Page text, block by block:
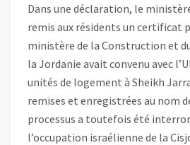
Dans une déclaration, le
remis aux résidents un certificat
ministère de la Construction et
la Jordanie avait convenu avec
unités de logement à Sheikh
remises et enregistrées au nom
processus a toutefois été
l’occupation israélienne de la